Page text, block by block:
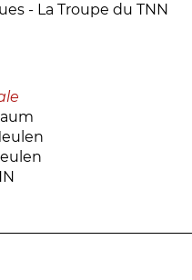
- La Troupe du TNN